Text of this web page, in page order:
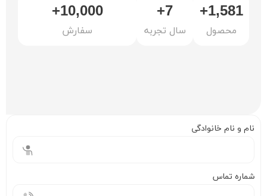
محصول
1,999
+
سال تجربه
7
+
سفارش
10,000
+
نام و نام خانوادگی
شماره تماس